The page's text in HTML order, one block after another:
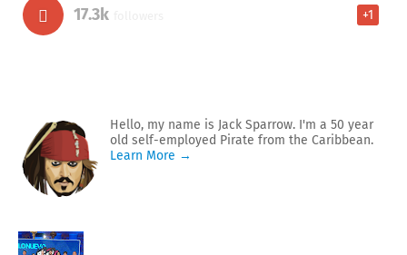
17.3k +1
Hello, my name is Jack Sparrow. I'm a 50 year
old self-employed Pirate from the Caribbean.
Learn More →